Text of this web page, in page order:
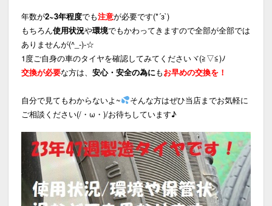
年数が2~3年程度でも注意が必要です(*´з`)
もちろん使用状況や環境でもかわってきますので全部が全部では
ありませんが(^_-)-☆
1度ご自身の車のタイヤを確認してみてくださいヾ(≧▽≦)ﾉ
交換が必要な方は、安心・安全の為にもお早めの交換を！
自分で見てもわからないよ~
そんな方はぜひ当店までお気軽に
ご相談ください(/・ω・)/お待ちしています♪